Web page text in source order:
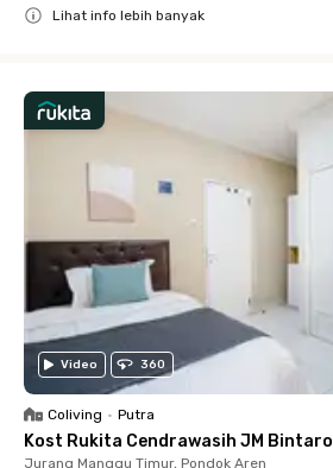
Lihat info lebih banyak
Video 360
Coliving • Putra
Kost Rukita Cendrawasih JM Bintaro
Jurang Manggu Timur, Pondok Aren